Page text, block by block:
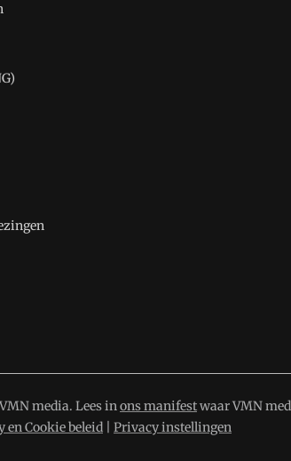
media. Lees inons manifestwaar VMN
en Cookie beleid Privacy instellingen